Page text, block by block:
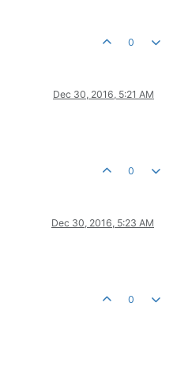
0
Dec 30, 2016, 5:21 AM
0
Dec 30, 2016, 5:23 AM
0